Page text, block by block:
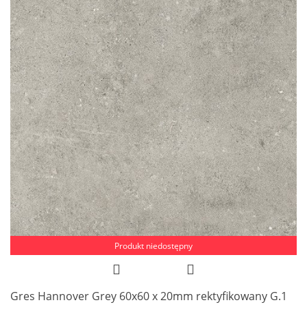
Produkt niedostępny
Gres Hannover Grey 60x60 x 20mm rektyfikowany G.1